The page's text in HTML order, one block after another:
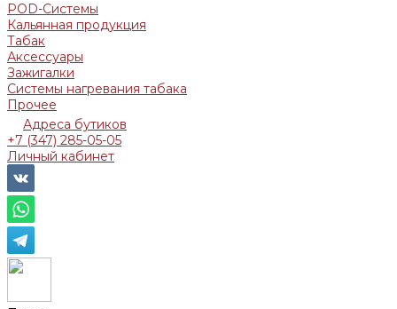
POD-Системы
Кальянная продукция
Табак
Аксессуары
Зажигалки
Системы нагревания табака
Прочее
Адреса бутиков
+7 (347) 285-05-05
Личный кабинет